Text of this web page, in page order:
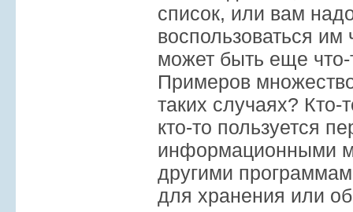
список, или вам
воспользоваться им
может быть еще
Примеров
таких случаях? Кто-
кто-то пользуется
информационными
другими
для хранения или